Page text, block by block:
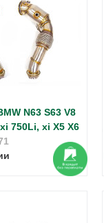
N63 S63 V8
750Li, xi X5 X6